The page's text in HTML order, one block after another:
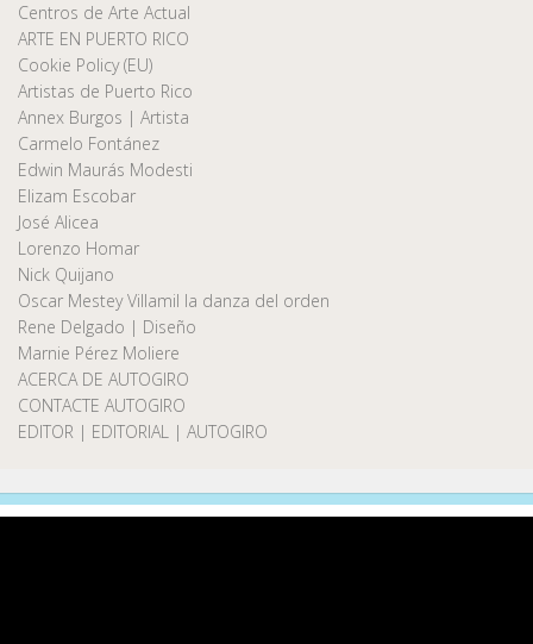
Centros de Arte Actual
ARTE EN PUERTO RICO
Cookie Policy (EU)
Artistas de Puerto Rico
Annex Burgos | Artista
Carmelo Fontánez
Edwin Maurás Modesti
Elizam Escobar
José Alicea
Lorenzo Homar
Nick Quijano
Oscar Mestey Villamil la danza del orden
Rene Delgado | Diseño
Marnie Pérez Moliere
ACERCA DE AUTOGIRO
CONTACTE AUTOGIRO
EDITOR | EDITORIAL | AUTOGIRO